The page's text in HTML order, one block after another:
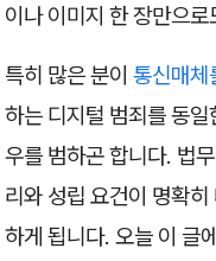
이나 이미지 한 장만으
특히 많은 분이 통신매체
하는 디지털 범죄를 동
우를 범하곤 합니다. 법
리와 성립 요건이 명확
하게 됩니다. 오늘 이 글